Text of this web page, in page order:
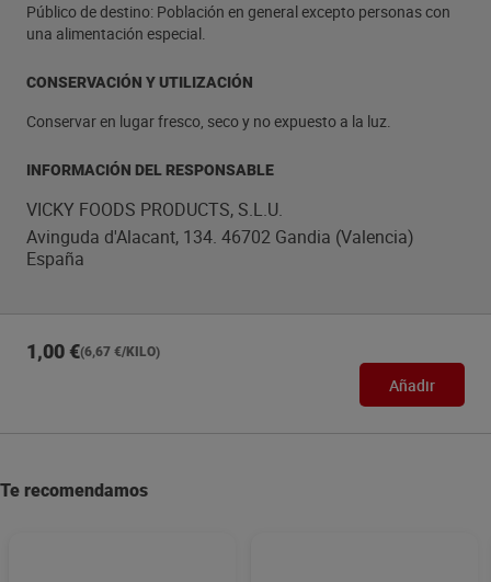
Público de destino: Población en general excepto personas con
una alimentación especial.
CONSERVACIÓN Y UTILIZACIÓN
Conservar en lugar fresco, seco y no expuesto a la luz.
INFORMACIÓN DEL RESPONSABLE
VICKY FOODS PRODUCTS, S.L.U.
Avinguda d'Alacant, 134. 46702 Gandia (Valencia)
España
1,00 €(6,67 €/KILO)
Añadir
Te recomendamos